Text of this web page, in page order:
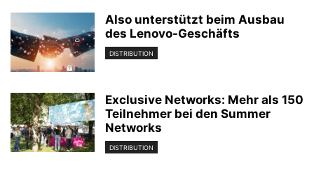
Also unterstützt beim Ausbau
des Lenovo-Geschäfts
DISTRIBUTION
Exclusive Networks: Mehr als 150
Teilnehmer bei den Summer
Networks
DISTRIBUTION